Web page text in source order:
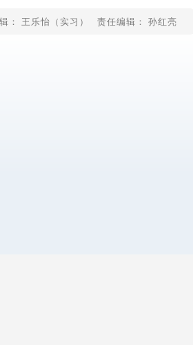
： 王乐怡（实习） 责任编辑： 孙红亮